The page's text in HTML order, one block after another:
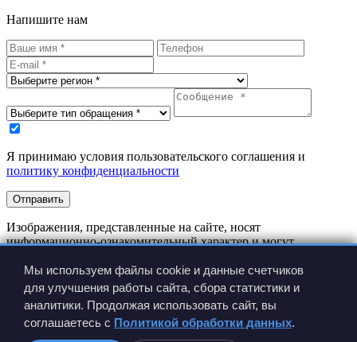
Напишите нам
Я принимаю условия пользовательского соглашения и
политику конфиденциальности
Отправить
Изображения, представленные на сайте, носят
информационно-ознакомительный характер и могут
Производитель имеет право вносить изменения в
конструкцию изделия без предварительного уведомления.
Мы используем файлы cookie и данные счетчиков
для улучшения работы сайта, сбора статистики и
аналитики. Продолжая использовать сайт, вы
соглашаетесь с Политикой обработки данных.